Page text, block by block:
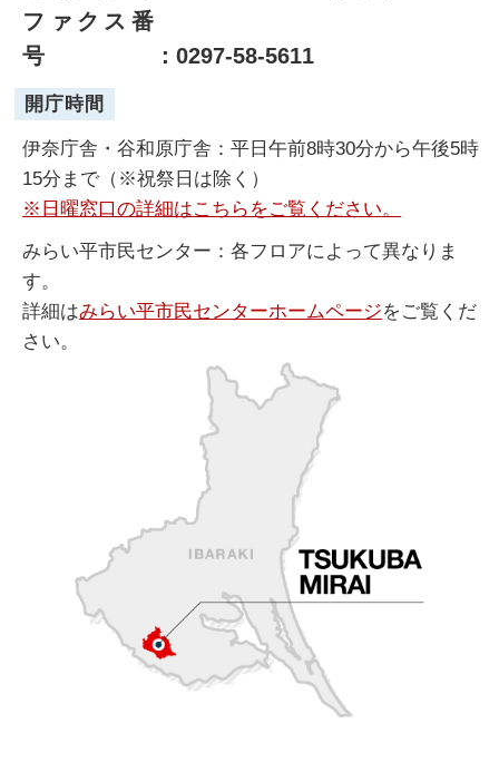
ファクス番
号
：0297-58-5611
開庁時間
伊奈庁舎・谷和原庁舎：平日午前8時30分から午後5時
15分まで（※祝祭日は除く）
※日曜窓口の詳細はこちらをご覧ください。
みらい平市民センター：各フロアによって異なりま
す。
詳細はみらい平市民センターホームページをご覧くだ
さい。